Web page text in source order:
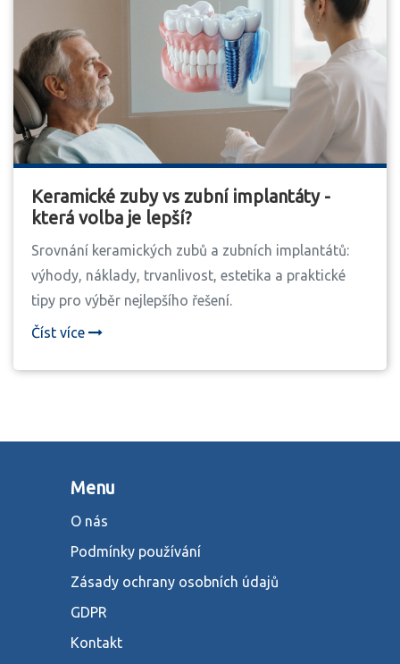
Keramické zuby vs zubní implantáty -
která volba je lepší?
Srovnání keramických zubů a zubních implantátů:
výhody, náklady, trvanlivost, estetika a praktické
tipy pro výběr nejlepšího řešení.
Číst více
Menu
O nás
Podmínky používání
Zásady ochrany osobních údajů
GDPR
Kontakt